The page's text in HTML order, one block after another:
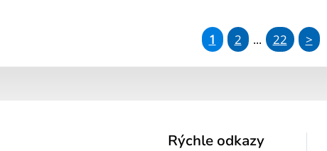
1 2 ... 22 >
Rýchle odkazy